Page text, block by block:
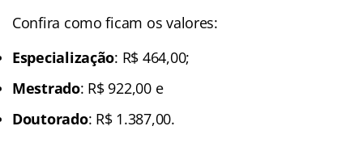
Confira como ficam os valores:
Especialização: R$ 464,00;
Mestrado: R$ 922,00 e
Doutorado: R$ 1.387,00.